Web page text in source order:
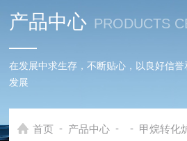
产品中心 PRODUCTS
在发展中求生存，不断贴心，以良好信
发展
首页 - 产品中心 - - 甲烷转化